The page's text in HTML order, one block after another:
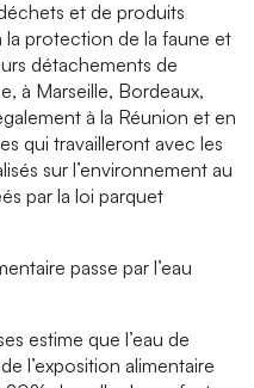
et de produits
la protection de la faune et
détachements de
à Marseille, Bordeaux,
à la Réunion et en
qui travailleront avec les
sur l’environnement au
par la loi parquet
passe par l’eau
estime que l’eau de
l’exposition alimentaire